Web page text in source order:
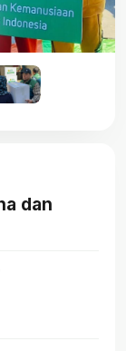
dan